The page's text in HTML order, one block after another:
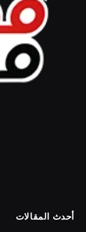
أحدث المقالات